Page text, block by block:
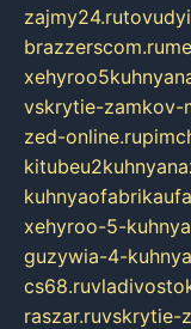
zajmy24.ru
brazzerscom.ru
vskrytie-zamkov-
zed-online.ru
xehyroo-5-
guzywia-4-
cs68.ru
raszar.ruvskrytie-